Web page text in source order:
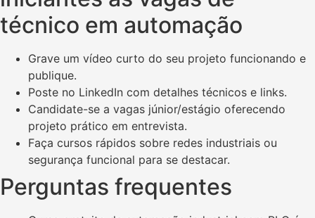
técnico em automação
Grave um vídeo curto do seu projeto funcionando e
publique.
Poste no LinkedIn com detalhes técnicos e links.
Candidate-se a vagas júnior/estágio oferecendo
projeto prático em entrevista.
Faça cursos rápidos sobre redes industriais ou
segurança funcional para se destacar.
Perguntas frequentes